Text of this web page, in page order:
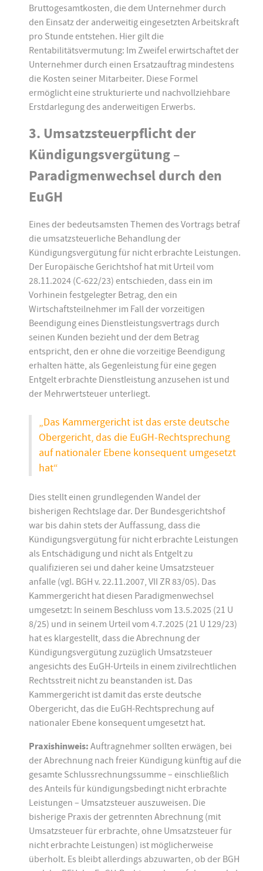
Bruttogesamtkosten, die dem Unternehmer durch
den Einsatz der anderweitig eingesetzten Arbeitskraft
pro Stunde entstehen. Hier gilt die
Rentabilitätsvermutung: Im Zweifel erwirtschaftet der
Unternehmer durch einen Ersatzauftrag mindestens
die Kosten seiner Mitarbeiter. Diese Formel
ermöglicht eine strukturierte und nachvollziehbare
Erstdarlegung des anderweitigen Erwerbs.
3. Umsatzsteuerpflicht der
Kündigungsvergütung –
Paradigmenwechsel durch den
EuGH
Eines der bedeutsamsten Themen des Vortrags betraf
die umsatzsteuerliche Behandlung der
Kündigungsvergütung für nicht erbrachte Leistungen.
Der Europäische Gerichtshof hat mit Urteil vom
28.11.2024 (C-622/23) entschieden, dass ein im
Vorhinein festgelegter Betrag, den ein
Wirtschaftsteilnehmer im Fall der vorzeitigen
Beendigung eines Dienstleistungsvertrags durch
seinen Kunden bezieht und der dem Betrag
entspricht, den er ohne die vorzeitige Beendigung
erhalten hätte, als Gegenleistung für eine gegen
Entgelt erbrachte Dienstleistung anzusehen ist und
der Mehrwertsteuer unterliegt.
„Das Kammergericht ist das erste deutsche
Obergericht, das die EuGH-Rechtsprechung
auf nationaler Ebene konsequent umgesetzt
hat“
Dies stellt einen grundlegenden Wandel der
bisherigen Rechtslage dar. Der Bundesgerichtshof
war bis dahin stets der Auffassung, dass die
Kündigungsvergütung für nicht erbrachte Leistungen
als Entschädigung und nicht als Entgelt zu
qualifizieren sei und daher keine Umsatzsteuer
anfalle (vgl. BGH v. 22.11.2007, VII ZR 83/05). Das
Kammergericht hat diesen Paradigmenwechsel
umgesetzt: In seinem Beschluss vom 13.5.2025 (21 U
8/25) und in seinem Urteil vom 4.7.2025 (21 U 129/23)
hat es klargestellt, dass die Abrechnung der
Kündigungsvergütung zuzüglich Umsatzsteuer
angesichts des EuGH-Urteils in einem zivilrechtlichen
Rechtsstreit nicht zu beanstanden ist. Das
Kammergericht ist damit das erste deutsche
Obergericht, das die EuGH-Rechtsprechung auf
nationaler Ebene konsequent umgesetzt hat.
Praxishinweis: Auftragnehmer sollten erwägen, bei
der Abrechnung nach freier Kündigung künftig auf die
gesamte Schlussrechnungssumme – einschließlich
des Anteils für kündigungsbedingt nicht erbrachte
Leistungen – Umsatzsteuer auszuweisen. Die
bisherige Praxis der getrennten Abrechnung (mit
Umsatzsteuer für erbrachte, ohne Umsatzsteuer für
nicht erbrachte Leistungen) ist möglicherweise
überholt. Es bleibt allerdings abzuwarten, ob der BGH